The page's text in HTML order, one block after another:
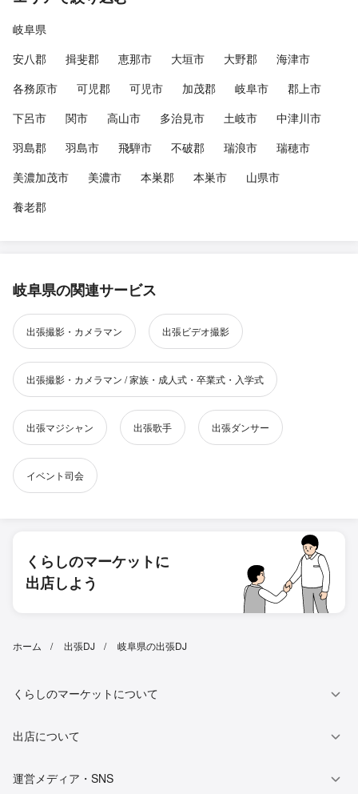
岐阜県
安八郡
揖斐郡 恵那市 大垣市 大野郡
海津市
各務原市
可児郡 可児市 加茂郡 岐阜市
郡上市
下呂市
関市 高山市 多治見市 土岐市
中津川市
羽島郡
羽島市 飛騨市 不破郡 瑞浪市
瑞穂市
美濃加茂市
美濃市 本巣郡 本巣市
山県市
養老郡
岐阜県の関連サービス
出張撮影・カメラマン 出張ビデオ撮影
出張撮影・カメラマン / 家族・成人式・卒業式・入学式
出張マジシャン 出張歌手 出張ダンサー
イベント司会
くらしのマーケットに
出店しよう
ホーム 出張DJ 岐阜県の出張DJ
くらしのマーケットについて
出店について
運営メディア・SNS